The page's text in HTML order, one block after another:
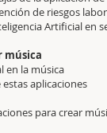
de riesgos
Artificial en
música
en la música
aplicaciones
para crear